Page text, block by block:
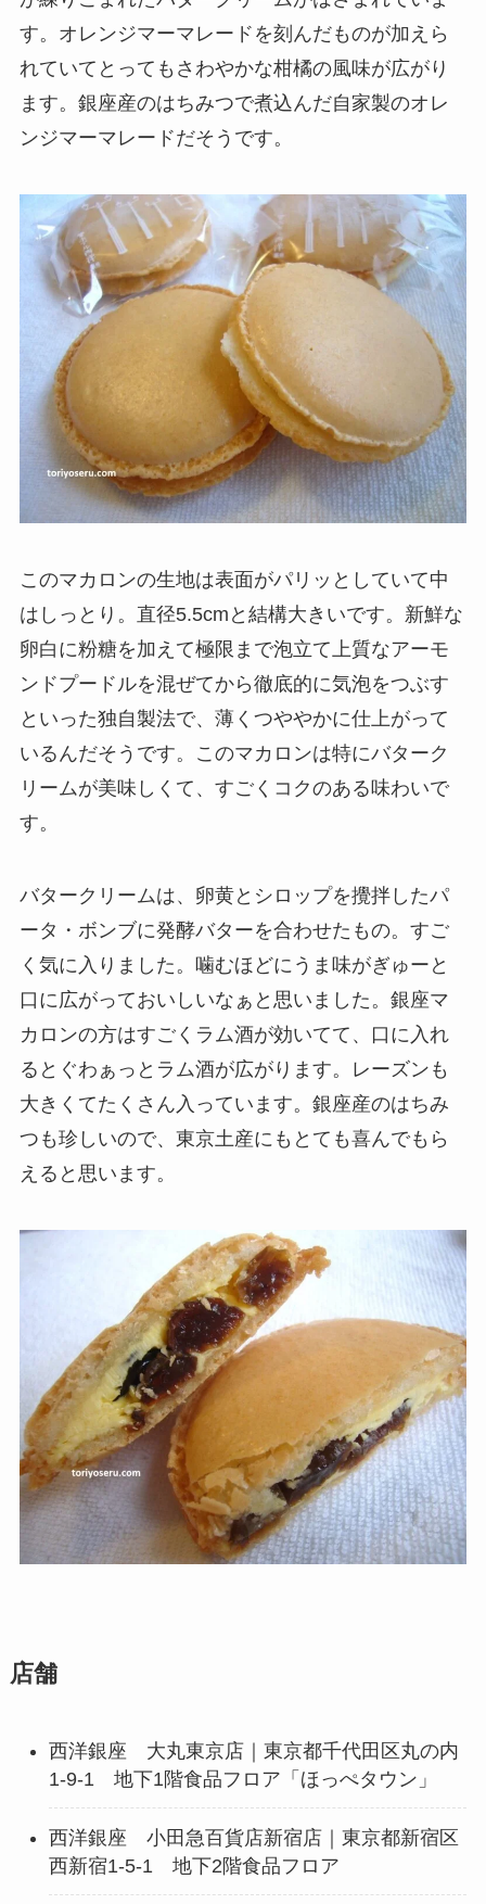
す。オレンジマーマレードを刻んだものが加えら
れていてとってもさわやかな柑橘の風味が広がり
ます。銀座産のはちみつで煮込んだ自家製のオレ
ンジマーマレードだそうです。
このマカロンの生地は表面がパリッとしていて中
はしっとり。直径5.5cmと結構大きいです。新鮮な
卵白に粉糖を加えて極限まで泡立て上質なアーモ
ンドプードルを混ぜてから徹底的に気泡をつぶす
といった独自製法で、薄くつややかに仕上がって
いるんだそうです。このマカロンは特にバターク
リームが美味しくて、すごくコクのある味わいで
す。
バタークリームは、卵黄とシロップを攪拌したパ
ータ・ボンブに発酵バターを合わせたもの。すご
く気に入りました。噛むほどにうま味がぎゅーと
口に広がっておいしいなぁと思いました。銀座マ
カロンの方はすごくラム酒が効いてて、口に入れ
るとぐわぁっとラム酒が広がります。レーズンも
大きくてたくさん入っています。銀座産のはちみ
つも珍しいので、東京土産にもとても喜んでもら
えると思います。
店舗
西洋銀座 大丸東京店｜東京都千代田区丸の内
1-9-1 地下1階食品フロア「ほっぺタウン」
西洋銀座 小田急百貨店新宿店｜東京都新宿区
西新宿1-5-1 地下2階食品フロア